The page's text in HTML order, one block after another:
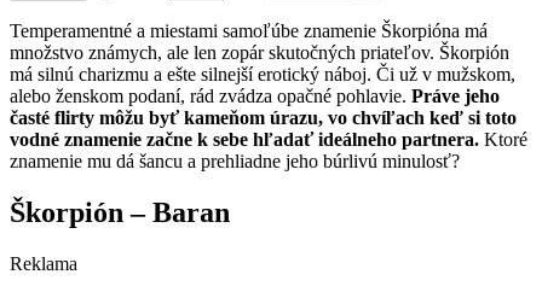
Temperamentné a miestami samoľúbe znamenie Škorpióna má
množstvo známych, ale len zopár skutočných priateľov. Škorpión
má silnú charizmu a ešte silnejší erotický náboj. Či už v mužskom,
alebo ženskom podaní, rád zvádza opačné pohlavie. Práve jeho
časté flirty môžu byť kameňom úrazu, vo chvíľach keď si toto
vodné znamenie začne k sebe hľadať ideálneho partnera. Ktoré
znamenie mu dá šancu a prehliadne jeho búrlivú minulosť?
Škorpión – Baran
Reklama